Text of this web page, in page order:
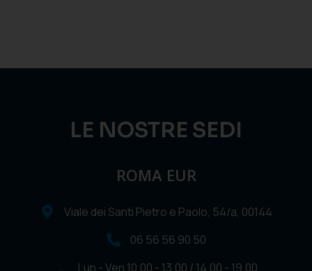
LE NOSTRE SEDI
ROMA EUR
Viale dei Santi Pietro e Paolo, 54/a, 00144
06 56 56 90 50
Lun - Ven 10.00 - 13.00 / 14.00 - 19.00